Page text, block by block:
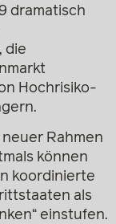
dramatisch
die
Hochrisiko-
Rahmen
können
koordinierte
als
einstufen.